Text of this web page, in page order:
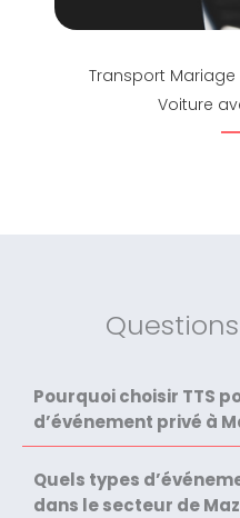
Transport
Voiture
Pourquoi choisir TTS
d’événement privé à
Quels types
dans le secteur de